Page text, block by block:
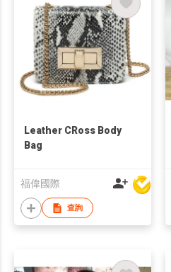
Leather CRoss Body
Bag
福偉國際
查詢